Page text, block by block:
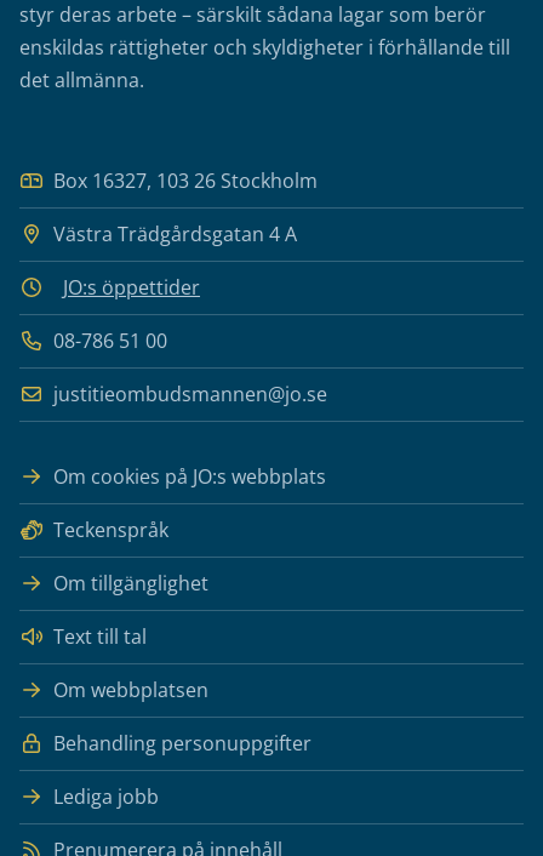
styr deras arbete – särskilt sådana lagar som berör
enskildas rättigheter och skyldigheter i förhållande till
det allmänna.
Box 16327, 103 26 Stockholm
Västra Trädgårdsgatan 4 A
JO:s öppettider
08-786 51 00
justitieombudsmannen@jo.se
Om cookies på JO:s webbplats
Teckenspråk
Om tillgänglighet
Text till tal
Om webbplatsen
Behandling personuppgifter
Lediga jobb
Prenumerera på innehåll